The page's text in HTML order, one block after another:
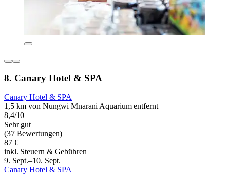
8. Canary Hotel & SPA
Canary Hotel & SPA
1,5 km von Nungwi Mnarani Aquarium entfernt
8,4/10
Sehr gut
(37 Bewertungen)
87 €
inkl. Steuern & Gebühren
9. Sept.–10. Sept.
Canary Hotel & SPA